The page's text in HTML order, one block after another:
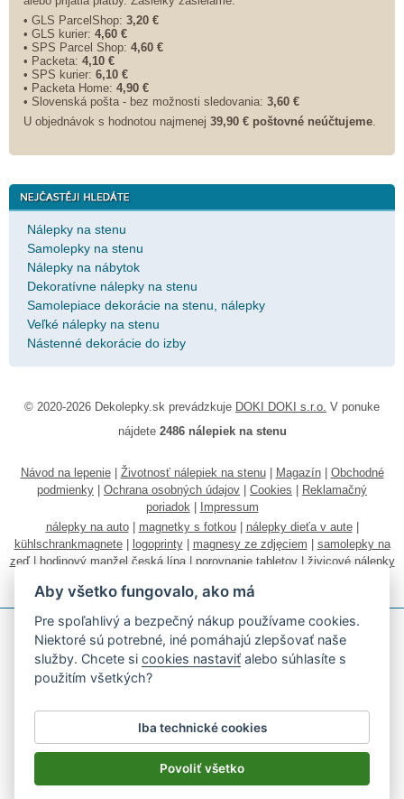
• GLS ParcelShop: 3,20 €
• GLS kurier: 4,60 €
• SPS Parcel Shop: 4,60 €
• Packeta: 4,10 €
• SPS kurier: 6,10 €
• Packeta Home: 4,90 €
• Slovenská pošta - bez možnosti sledovania: 3,60 €
U objednávok s hodnotou najmenej 39,90 € poštovné neúčtujeme
Nálepky na stenu
Samolepky na stenu
Nálepky na nábytok
Dekoratívne nálepky na stenu
Samolepiace dekorácie na stenu, nálepky
Veľké nálepky na stenu
Nástenné dekorácie do izby
© 2020-2026 Dekolepky.sk prevádzkuje DOKI DOKI s.r.o. V ponuke
nájdete 2486 nálepiek na stenu
Návod na lepenie| Životnosť nálepiek na stenu| Magazín| Obchodné
podmienky
Ochrana osobných údajov Cookies
Reklamačný
poriadok|
Impressum
nálepky na auto| magnetky s fotkou| nálepky dieťa v aute|
kühlschrankmagnete| logoprinty| magnesy ze zdjęciem
samolepky na
zeď| hodinový manžel česká lípa| porovnanie tabletov| živicové nálepky
Podľa zákona o evidencii tržieb je predávajúci povinný vystaviť
kupujúcemu účtenku.
Zároveň je povinný zaevidovať prijatú tržbu u správcu dane on-line; v
Aby všetko fungovalo, ako má
Pre spoľahlivý a bezpečný nákup používame cookies.
Niektoré sú potrebné, iné pomáhajú zlepšovať naše
služby. Chcete sicookies nastaviť alebo súhlasíte s
použitím všetkých?
Iba technické cookies
Povoliť všetko